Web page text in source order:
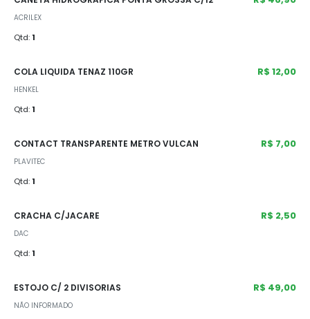
ACRILEX
Qtd: 1
COLA LIQUIDA TENAZ 110GR
HENKEL
Qtd: 1
R$ 12,00
CONTACT TRANSPARENTE METRO VULCAN
PLAVITEC
Qtd: 1
R$ 7,00
CRACHA C/JACARE
DAC
Qtd: 1
R$ 2,50
ESTOJO C/ 2 DIVISORIAS
NÃO INFORMADO
R$ 49,00